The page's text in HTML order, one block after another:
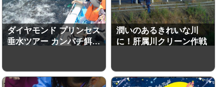
ダイヤモンド プリンセス
垂水ツアー カンパチ餌…
潤いのあるきれいな川
に！肝属川クリーン作戦